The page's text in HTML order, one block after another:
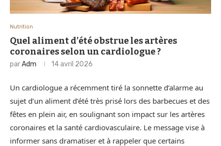
Nutrition
Quel aliment d’été obstrue les artères
coronaires selon un cardiologue ?
parAdm 14 avril 2026
Un cardiologue a récemment tiré la sonnette d’alarme au
sujet d’un aliment d’été très prisé lors des barbecues et des
fêtes en plein air, en soulignant son impact sur les artères
coronaires et la santé cardiovasculaire. Le message vise à
informer sans dramatiser et à rappeler que certains